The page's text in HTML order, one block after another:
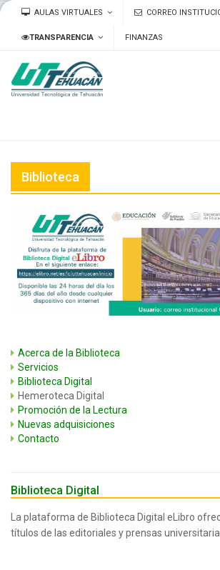
AULAS VIRTUALES CORREO
TRANSPARENCIA FINANZAS
Biblioteca
Acerca de la Biblioteca
Servicios
Biblioteca Digital
Hemeroteca Digital
Promoción de la Lectura
Nuevas adquisiciones
Contacto
Biblioteca Digital
La plataforma de Biblioteca Digital eLibro
títulos de las editoriales y prensas